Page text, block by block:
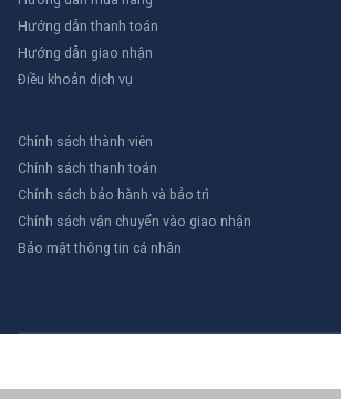
Hướng dẫn thanh toán
Hướng dẫn giao nhận
Điều khoản dịch vụ
Chính sách thành viên
Chính sách thanh toán
Chính sách bảo hành và bảo trì
Chính sách vận chuyển vào giao nhận
Bảo mật thông tin cá nhân